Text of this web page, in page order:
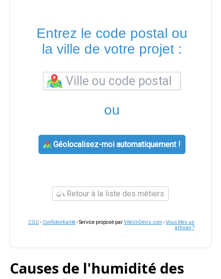
Entrez le code postal ou
la ville de votre projet :
ou
Géolocalisez-moi automatiquement !
Retour à la liste des métiers
CGU - Confidentialité- Service proposé parViteUnDevis.com -Vous êtes un
artisan ?
Causes de l'humidité des